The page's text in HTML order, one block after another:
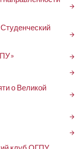
arrow_forward
arrow_forward
arrow_forward
arrow_forward
о Великой
arrow_forward
arrow_forward
arrow_forward